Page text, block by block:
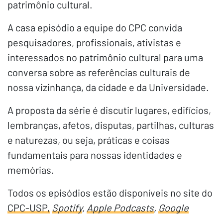
patrimônio cultural.
A casa episódio a equipe do CPC convida
pesquisadores, profissionais, ativistas e
interessados no patrimônio cultural para uma
conversa sobre as referências culturais de
nossa vizinhança, da cidade e da Universidade.
A proposta da série é discutir lugares, edifícios,
lembranças, afetos, disputas, partilhas, culturas
e naturezas, ou seja, práticas e coisas
fundamentais para nossas identidades e
memórias.
Todos os episódios estão disponíveis no site do
CPC-USP, Spotify, Apple Podcasts, Google